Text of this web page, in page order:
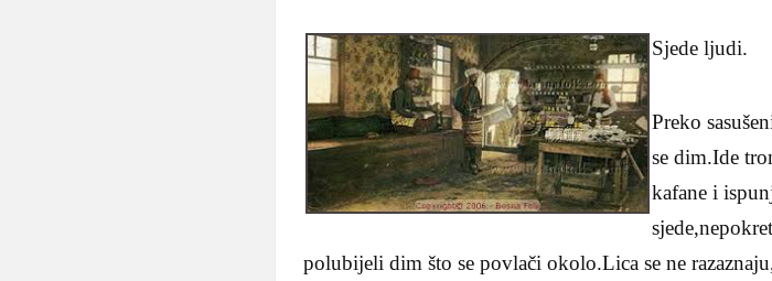
Sjede ljudi.
Preko
se dim.Ide
kafane i
polubijeli dim što se povlači okolo.Lica se ne